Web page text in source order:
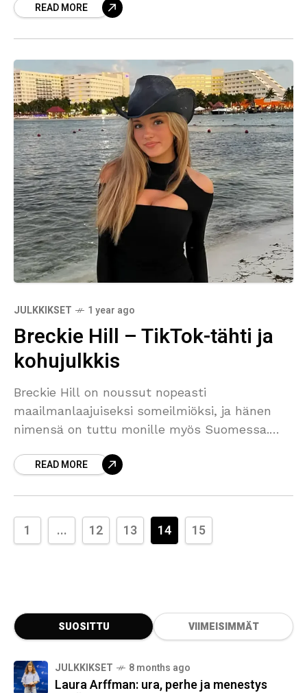
Instagramissa. Mutta kuka on Minnaxo, ja
READ MORE
JULKKIKSET 1 year ago
Breckie Hill – TikTok-tähti ja
kohujulkkis
Breckie Hill on noussut nopeasti
maailmanlaajuiseksi someilmiöksi, ja hänen
nimensä on tuttu monille myös Suomessa.
tullut yhdysvaltalainen vaikuttaja on kerännyt
READ MORE
1 ... 12 13 14 15
SUOSITTU VIIMEISIMMÄT
JULKKIKSET 8 months ago
Laura Arffman: ura, perhe ja menestys